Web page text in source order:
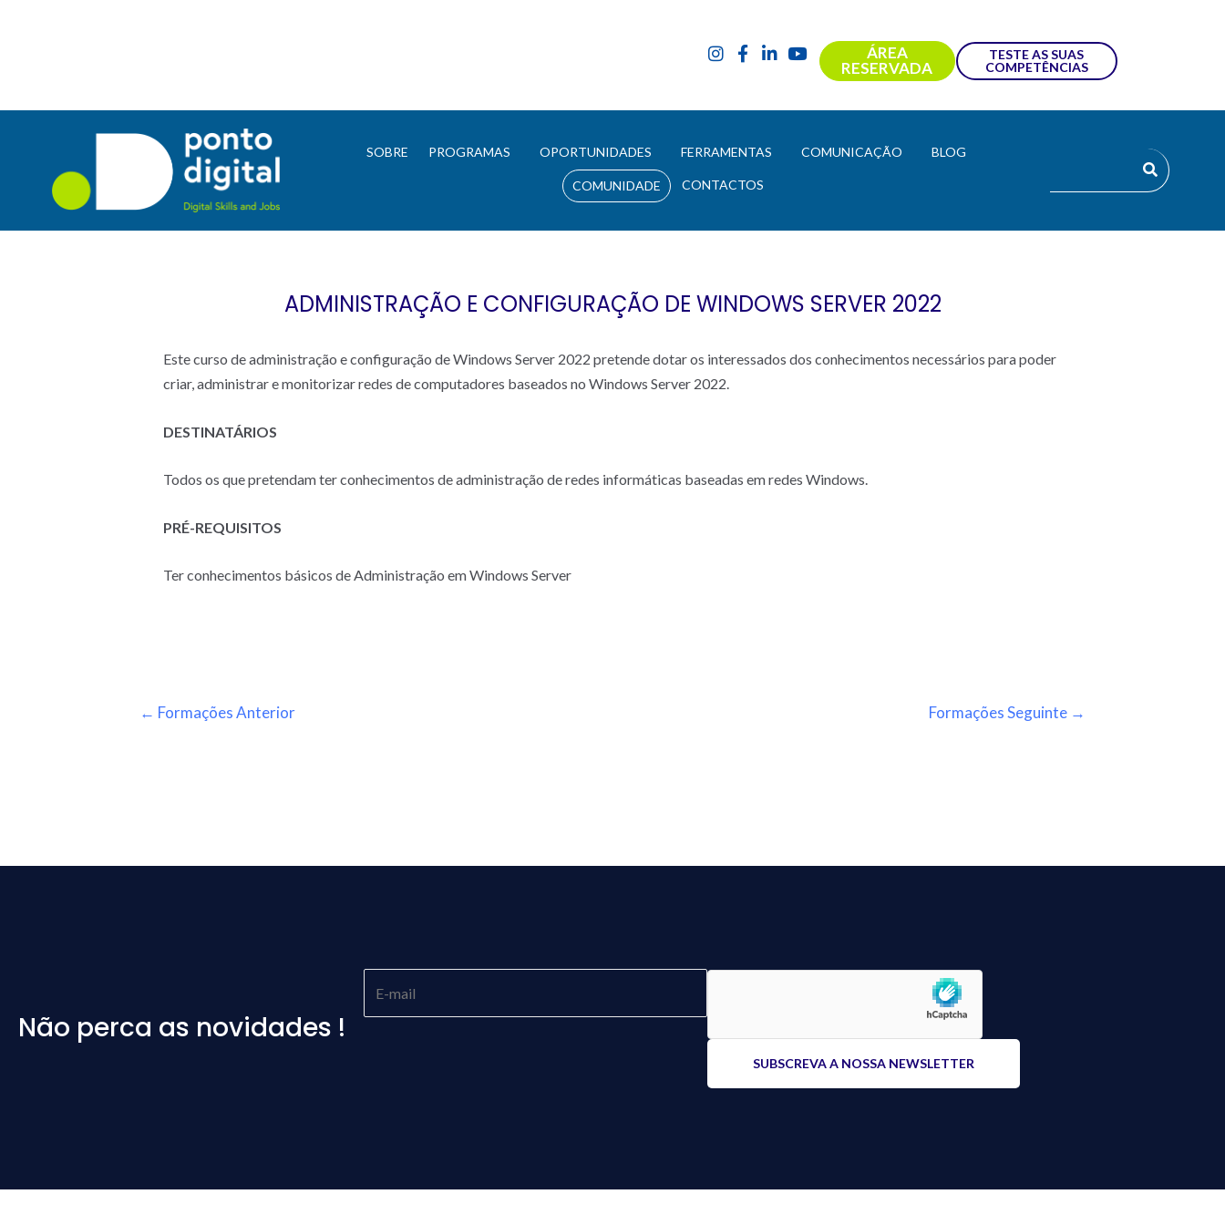
ÁREA
RESERVADA
TESTE AS SUAS
COMPETÊNCIAS
SOBRE PROGRAMAS OPORTUNIDADES FERRAMENTAS COMUNICAÇÃO BLOG
COMUNIDADE CONTACTOS
ADMINISTRAÇÃO E CONFIGURAÇÃO DE WINDOWS SERVER 2022
Este curso de administração e configuração de Windows Server 2022 pretende dotar os interessados dos conhecimentos necessários para poder
criar, administrar e monitorizar redes de computadores baseados no Windows Server 2022.
DESTINATÁRIOS
Todos os que pretendam ter conhecimentos de administração de redes informáticas baseadas em redes Windows.
PRÉ-REQUISITOS
Ter conhecimentos básicos de Administração em Windows Server
← Formações Anterior Formações Seguinte →
Não perca as novidades !